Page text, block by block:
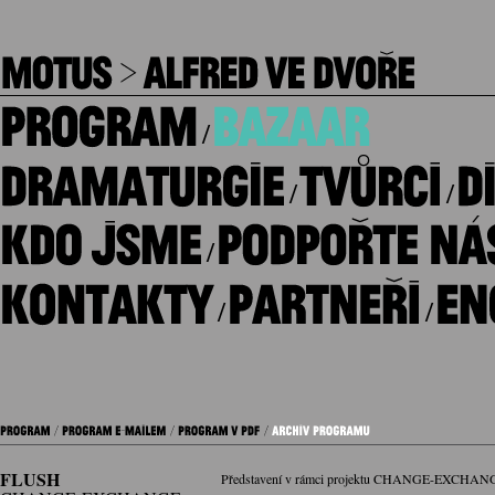
/
/
/
/
/
/
FLUSH Představení v rámci projektu CHANGE-